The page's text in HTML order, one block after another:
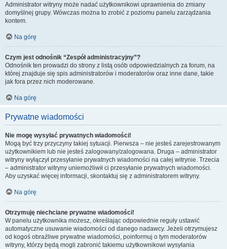
Administrator witryny może nadać użytkownikowi uprawnienia do zmiany
domyślnej grupy. Wówczas można to zrobić z poziomu panelu zarządzania
kontem.
Na górę
Czym jest odnośnik “Zespół administracyjny”?
Odnośnik ten prowadzi do strony z listą osób odpowiedzialnych za forum, na
której znajduje się spis administratorów i moderatorów oraz inne dane, takie
jak fora przez nich moderowane.
Na górę
Prywatne wiadomości
Nie mogę wysyłać prywatnych wiadomości!
Mogą być trzy przyczyny takiej sytuacji. Pierwsza – nie jesteś zarejestrowanym
użytkownikiem lub nie jesteś zalogowany/zalogowana. Druga – administrator
witryny wyłączył przesyłanie prywatnych wiadomości na całej witrynie. Trzecia
– administrator witryny uniemożliwił ci przesyłanie prywatnych wiadomości.
Aby uzyskać więcej informacji, skontaktuj się z administratorem witryny.
Na górę
Otrzymuję niechciane prywatne wiadomości!
W panelu użytkownika możesz, określając odpowiednie reguły ustawić
automatyczne usuwanie wiadomości od danego nadawcy. Jeżeli otrzymujesz
od kogoś obraźliwe prywatne wiadomości, poinformuj o tym moderatorów
witryny, którzy będą mogli zabronić takiemu użytkownikowi wysyłania